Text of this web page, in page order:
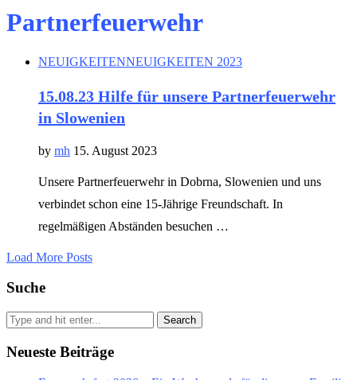
Partnerfeuerwehr
NEUIGKEITENNEUIGKEITEN 2023
15.08.23 Hilfe für unsere Partnerfeuerwehr
in Slowenien
by mh 15. August 2023
Unsere Partnerfeuerwehr in Dobrna, Slowenien und uns
verbindet schon eine 15-Jährige Freundschaft. In
regelmäßigen Abständen besuchen …
Load More Posts
Suche
Search
Neueste Beiträge